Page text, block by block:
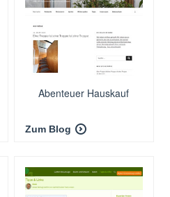
Abenteuer Hauskauf
Zum Blog